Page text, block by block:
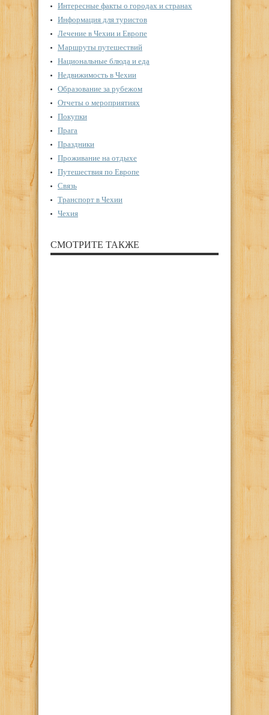
Интересные факты о городах и странах
Информация для туристов
Лечение в Чехии и Европе
Маршруты путешествий
Национальные блюда и еда
Недвижимость в Чехии
Образование за рубежом
Отчеты о мероприятиях
Покупки
Прага
Праздники
Проживание на отдыхе
Путешествия по Европе
Связь
Транспорт в Чехии
Чехия
СМОТРИТЕ ТАКЖЕ